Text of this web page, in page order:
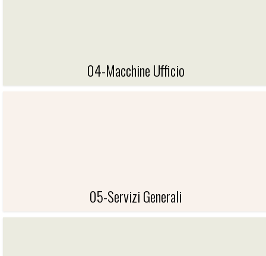
04-Macchine Ufficio
05-Servizi Generali